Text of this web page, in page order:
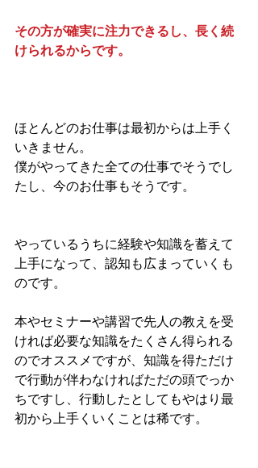
その方が確実に注力できるし、長く続
けられるからです。
ほとんどのお仕事は最初からは上手く
いきません。
僕がやってきた全ての仕事でそうでし
たし、今のお仕事もそうです。
やっているうちに経験や知識を蓄えて
上手になって、認知も広まっていくも
のです。
本やセミナーや講習で先人の教えを受
ければ必要な知識をたくさん得られる
のでオススメですが、知識を得ただけ
で行動が伴わなければただの頭でっか
ちですし、行動したとしてもやはり最
初から上手くいくことは稀です。